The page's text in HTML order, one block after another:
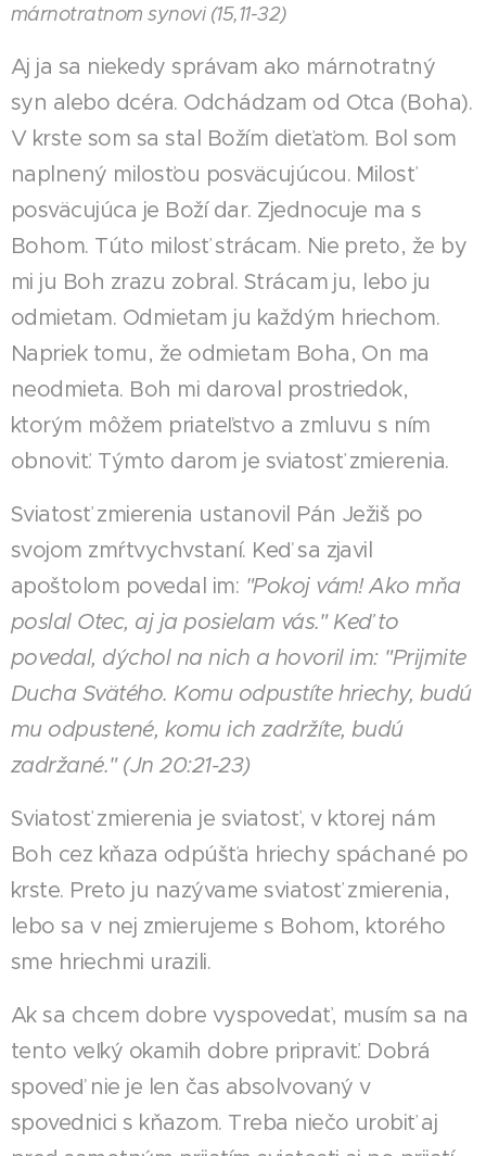
márnotratnom synovi (15,11-32)
Aj ja sa niekedy správam ako márnotratný
syn alebo dcéra. Odchádzam od Otca (Boha).
V krste som sa stal Božím dieťaťom. Bol som
naplnený milosťou posväcujúcou. Milosť
posväcujúca je Boží dar. Zjednocuje ma s
Bohom. Túto milosť strácam. Nie preto, že by
mi ju Boh zrazu zobral. Strácam ju, lebo ju
odmietam. Odmietam ju každým hriechom.
Napriek tomu, že odmietam Boha, On ma
neodmieta. Boh mi daroval prostriedok,
ktorým môžem priateľstvo a zmluvu s ním
obnoviť. Týmto darom je sviatosť zmierenia.
Sviatosť zmierenia ustanovil Pán Ježiš po
svojom zmŕtvychvstaní. Keď sa zjavil
apoštolom povedal im: "Pokoj vám! Ako mňa
poslal Otec, aj ja posielam vás." Keď to
povedal, dýchol na nich a hovoril im: "Prijmite
Ducha Svätého. Komu odpustíte hriechy, budú
mu odpustené, komu ich zadržíte, budú
zadržané." (Jn 20:21-23)
Sviatosť zmierenia je sviatosť, v ktorej nám
Boh cez kňaza odpúšťa hriechy spáchané po
krste. Preto ju nazývame sviatosť zmierenia,
lebo sa v nej zmierujeme s Bohom, ktorého
sme hriechmi urazili.
Ak sa chcem dobre vyspovedať, musím sa na
tento veľký okamih dobre pripraviť. Dobrá
spoveď nie je len čas absolvovaný v
spovednici s kňazom. Treba niečo urobiť aj